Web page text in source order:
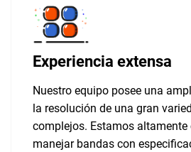
Experiencia extensa
Nuestro equipo posee una
la resolución de una gran
complejos. Estamos
manejar bandas con